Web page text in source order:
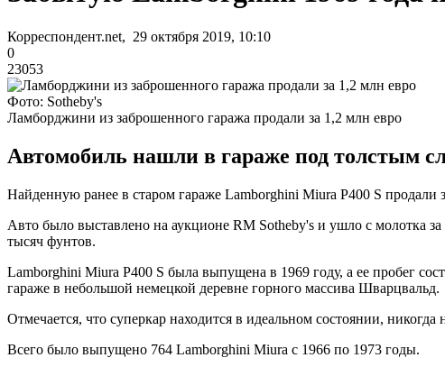
Корреспондент.net, 29 октября 2019, 10:10
0
23053
Фото: Sotheby's
Ламборджини из заброшенного гаража продали за 1,2 млн евро
Автомобиль нашли в гараже под толстым
Найденную ранее в старом гараже Lamborghini Miura P400 S продали
Авто было выставлено на аукционе RM Sotheby's и ушло с молотка
тысяч фунтов.
Lamborghini Miura P400 S была выпущена в 1969 году, а ее пробег
гараже в небольшой немецкой деревне горного массива Шварцвальд.
Отмечается, что суперкар находится в идеальном состоянии, никогда
Всего было выпущено 764 Lamborghini Miura с 1966 по 1973 годы.